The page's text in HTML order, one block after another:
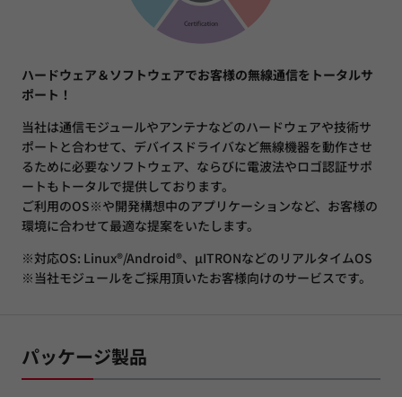
ハードウェア＆ソフトウェアでお客様の無線通信をトータルサ
ポート！
当社は通信モジュールやアンテナなどのハードウェアや技術サ
ポートと合わせて、デバイスドライバなど無線機器を動作させ
るために必要なソフトウェア、ならびに電波法やロゴ認証サポ
ートもトータルで提供しております。
ご利用のOS※や開発構想中のアプリケーションなど、お客様の
環境に合わせて最適な提案をいたします。
※対応OS: Linux®/Android®、µITRONなどのリアルタイムOS
※当社モジュールをご採用頂いたお客様向けのサービスです。
パッケージ製品